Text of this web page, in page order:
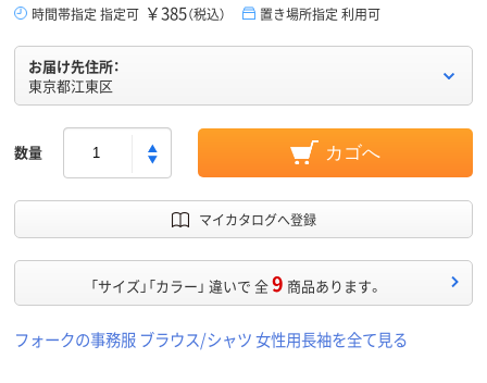
時間帯指定 指定可 ￥385（税込） 置き場所指定 利用可
お届け先住所：
東京都江東区
数量 カゴへ
マイカタログへ登録
「サイズ」「カラー」 違いで 全9 商品あります。
フォークの事務服 ブラウス/シャツ 女性用長袖を全て見る